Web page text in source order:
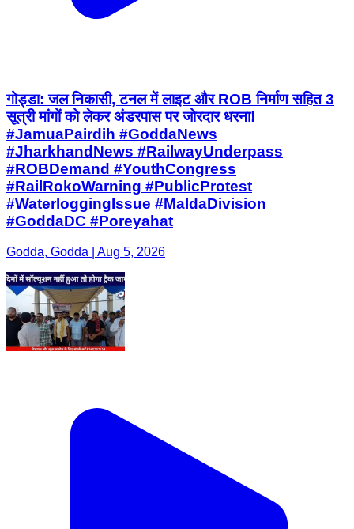
गोड्डा: जल निकासी, टनल में लाइट और ROB निर्माण सहित 3
सूत्री मांगों को लेकर अंडरपास पर जोरदार धरना!
#JamuaPairdih #GoddaNews
#JharkhandNews #RailwayUnderpass
#ROBDemand #YouthCongress
#RailRokoWarning #PublicProtest
#WaterloggingIssue #MaldaDivision
#GoddaDC #Poreyahat
Godda, Godda | Aug 5, 2026